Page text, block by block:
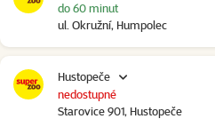
ul. Okružní, Humpolec
do 60 minut
Hustopeče
Starovice 901, Hustopeče
nedostupné